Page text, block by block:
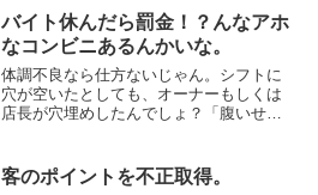
77.9%。◆午前3時から午前4時までの発
生が26...
バイト休んだら罰金！？んなアホ
なコンビニあるんかいな。
体調不良なら仕方ないじゃん。シフトに
穴が空いたとしても、オーナーもしくは
店長が穴埋めしたんでしょ？「腹いせ」
客のポイントを不正取得。